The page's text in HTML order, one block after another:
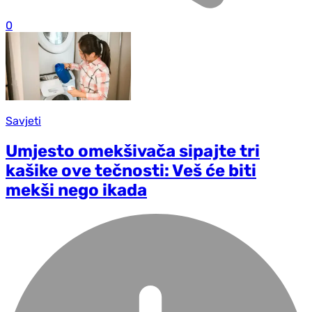
0
Savjeti
Umjesto omekšivača sipajte tri
kašike ove tečnosti: Veš će biti
mekši nego ikada